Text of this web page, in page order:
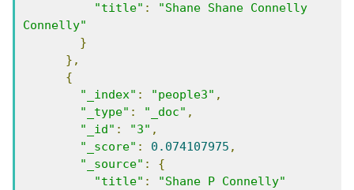
"title" :
"Shane Shane Connelly
Connelly"
}
},
{
"_index" : "people3" ,
"_type" : "_doc" ,
"_id" : "3" ,
"_score" : 0.074107975 ,
"_source" :
{
"title" :
"Shane P Connelly"